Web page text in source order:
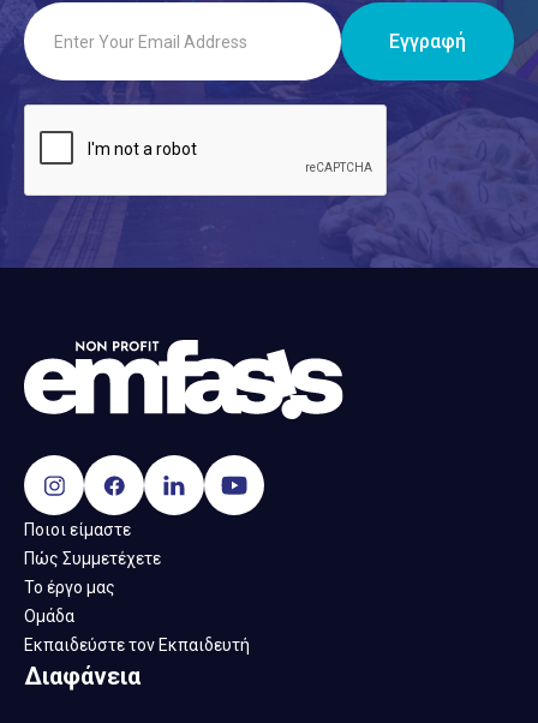
Ποιοι είμαστε
Πώς Συμμετέχετε
Το έργο μας
Ομάδα
Εκπαιδεύστε τον Εκπαιδευτή
Διαφάνεια